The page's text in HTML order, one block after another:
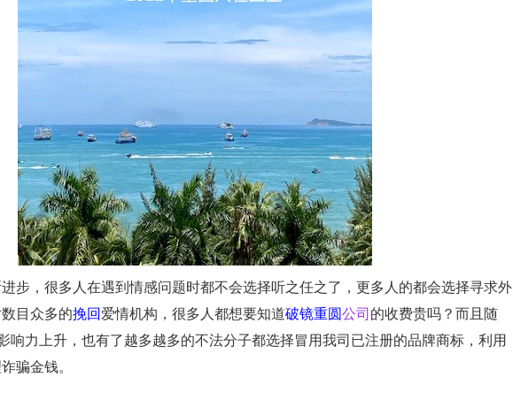
步，很多人在遇到情感问题时都不会选择听之任之了，更多人的都会选择寻求外
目众多的挽回 爱情机构，很多人都想要知道破镜重圆公司 的收费贵吗？而且随
响力上升，也有了越多越多的不法分子都选择冒用我司已注册的品牌商标，利用
骗金钱。